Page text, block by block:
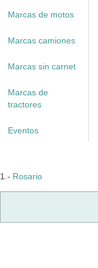
Marcas de motos
Marcas camiones
Marcas sin carnet
Marcas de
tractores
Eventos
1.- Rosario